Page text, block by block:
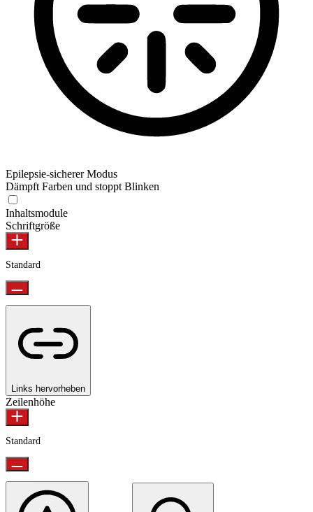
Epilepsie-sicherer Modus
Dämpft Farben und stoppt Blinken
Inhaltsmodule
Schriftgröße
Standard
Links hervorheben
Zeilenhöhe
Standard